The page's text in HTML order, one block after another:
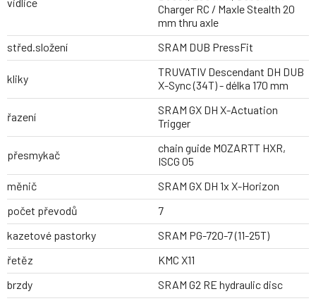
Charger RC / Maxle Stealth 20
mm thru axle
střed.složení
SRAM DUB PressFit
kliky
TRUVATIV Descendant DH DUB
X-Sync (34T) - délka 170 mm
řazení
SRAM GX DH X-Actuation
Trigger
přesmykač
chain guide MOZARTT HXR,
ISCG 05
měnič
SRAM GX DH 1x X-Horizon
počet převodů
7
kazetové pastorky
SRAM PG-720-7 (11-25T)
řetěz
KMC X11
brzdy
SRAM G2 RE hydraulic disc